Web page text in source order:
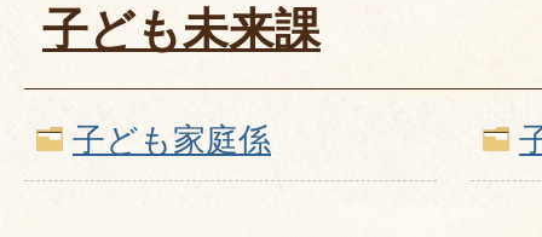
子ども未来課
子ども家庭係